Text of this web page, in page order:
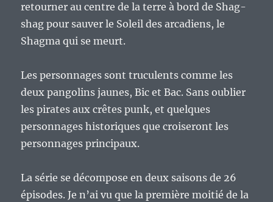
retourner au centre de la terre à bord de Shag-
shag pour sauver le Soleil des arcadiens, le
Shagma qui se meurt.
Les personnages sont truculents comme les
deux pangolins jaunes, Bic et Bac. Sans oublier
les pirates aux crêtes punk, et quelques
personnages historiques que croiseront les
personnages principaux.
La série se décompose en deux saisons de 26
épisodes. Je n’ai vu que la première moitié de la